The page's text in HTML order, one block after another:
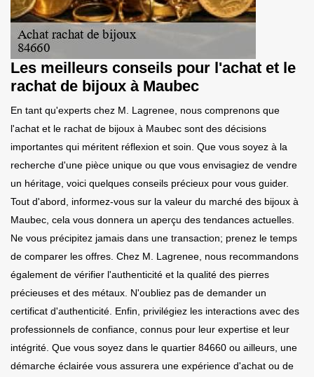
Les meilleurs conseils pour l'achat et le
rachat de bijoux à Maubec
En tant qu'experts chez M. Lagrenee, nous comprenons que
l'achat et le rachat de bijoux à Maubec sont des décisions
importantes qui méritent réflexion et soin. Que vous soyez à la
recherche d'une pièce unique ou que vous envisagiez de vendre
un héritage, voici quelques conseils précieux pour vous guider.
Tout d'abord, informez-vous sur la valeur du marché des bijoux à
Maubec, cela vous donnera un aperçu des tendances actuelles.
Ne vous précipitez jamais dans une transaction; prenez le temps
de comparer les offres. Chez M. Lagrenee, nous recommandons
également de vérifier l'authenticité et la qualité des pierres
précieuses et des métaux. N'oubliez pas de demander un
certificat d'authenticité. Enfin, privilégiez les interactions avec des
professionnels de confiance, connus pour leur expertise et leur
intégrité. Que vous soyez dans le quartier 84660 ou ailleurs, une
démarche éclairée vous assurera une expérience d'achat ou de